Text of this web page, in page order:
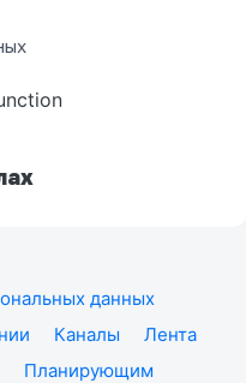
данных
Каналы
Лента
Планирующим